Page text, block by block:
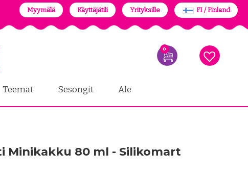
Myymälä Käyttäjätili Yrityksille FI / Finland
0
Teemat Sesongit Ale
Minikakku 80 ml - Silikomart